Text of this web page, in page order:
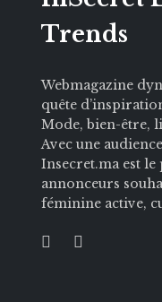
Trends
Webmagazine
quête
Mode, bien-être,
Avec une
Insecret.ma est
annonceurs
féminine active,